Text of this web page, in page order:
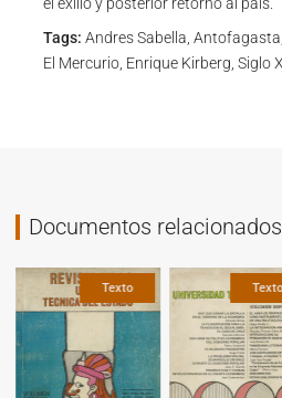
el exilio y posterior retorno al país.
Tags: Andres Sabella,
El Mercurio, Enrique Kirberg, Siglo
Documentos relacionados
Texto